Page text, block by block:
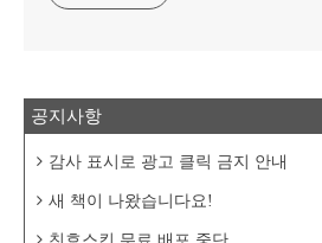
공지사항
감사 표시로 광고 클릭 금지 안내
새 책이 나왔습니다요!